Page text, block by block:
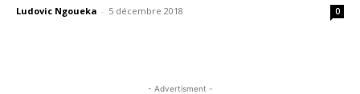
Ludovic Ngoueka - 5 décembre 2018 0
- Advertisment -